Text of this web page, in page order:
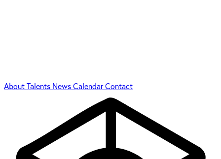
AboutTalents NewsCalendarContact